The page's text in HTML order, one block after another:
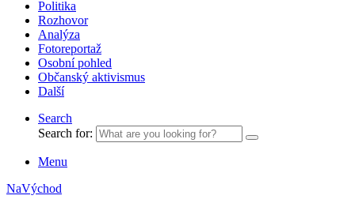
Politika
Rozhovor
Analýza
Fotoreportaž
Osobní pohled
Občanský aktivismus
Další
Search
Search for:
Menu
NaVýchod